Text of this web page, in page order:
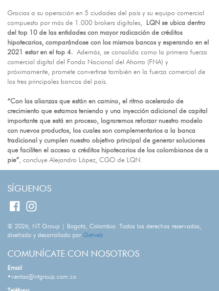
Gracias a su operación en 5 ciudades del país y su equipo comercial
compuesto por más de 1.000 brokers digitales,
LQN se ubica dentro
del top 10 de las entidades con mayor radicación de créditos
hipotecarios, comparándose con los mismos bancos y esperando en el
2021 estar en el top 4. Además, se consolida como la primera fuerza
comercial digital del Fondo Nacional del Ahorro (FNA) y
próximamente, promete convertirse también en la fuerza comercial de
los tres principales bancos del país.
“Con las alianzas que están en camino, el ritmo acelerado de
crecimiento que estamos teniendo y una inyección adicional de capital
importante que está en proceso, lograremos reforzar nuestro modelo
con nuevos productos, los cuales son complementarios a la banca
tradicional y cumplen nuestro objetivo principal de generar soluciones
que faciliten el acceso a créditos hipotecarios de los colombianos de a
pie”, concluye Alejandro López, CGO de LQN.
SÍGUENOS
© 2026, NT Group | Bogotá, Colombia. Todos los derechos reservados,
diseñado y desarrollado por Getweb.
COMUNÍCATE CON NOSOTROS
Email
•ventas@ntgroup.com.co